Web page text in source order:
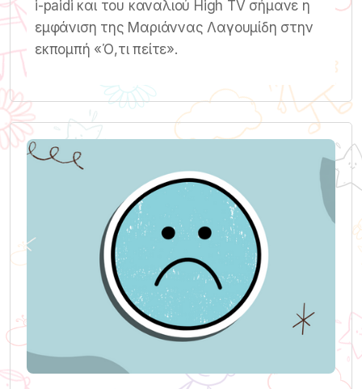
i-paidi και του καναλιού High TV σήμανε η
εμφάνιση της Μαριάννας Λαγουμίδη στην
εκπομπή «Ό,τι πείτε».